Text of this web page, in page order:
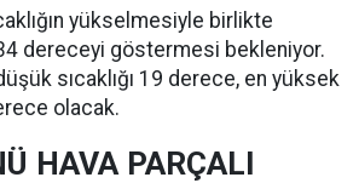
yükselmesiyle birlikte
dereceyi göstermesi bekleniyor.
sıcaklığı 19 derece, en yüksek
olacak.
HAVA PARÇALI